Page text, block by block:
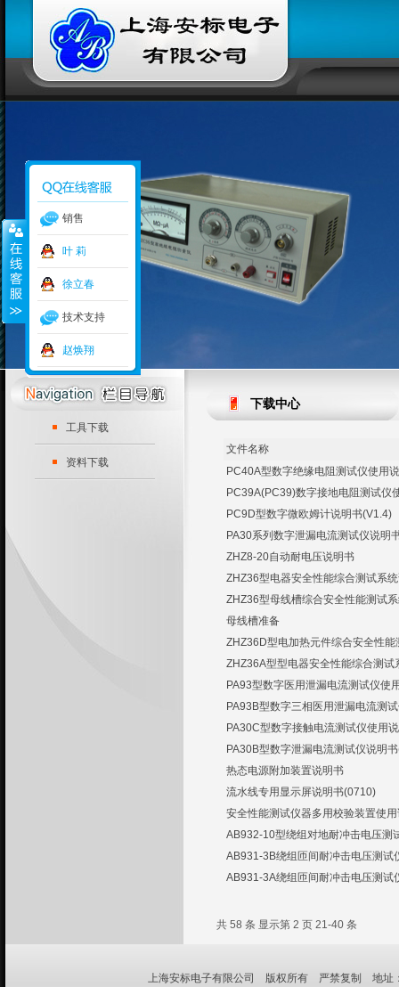
工具下载
资料下载
下载中心
文件名称
PC40A型数字绝缘电阻测试仪使用
PC39A(PC39)数字接地电阻测试仪
PC9D型数字微欧姆计说明书(V1.4)
PA30系列数字泄漏电流测试仪说明
ZHZ8-20自动耐电压说明书
ZHZ36型电器安全性能综合测试系
ZHZ36型母线槽综合安全性能测试
母线槽准备
ZHZ36D型电加热元件综合安全性
ZHZ36A型型电器安全性能综合测试
PA93型数字医用泄漏电流测试仪使
PA93B型数字三相医用泄漏电流测
PA30C型数字接触电流测试仪使用
PA30B型数字泄漏电流测试仪说明
热态电源附加装置说明书
流水线专用显示屏说明书(0710)
安全性能测试仪器多用校验装置使
AB932-10型绕组对地耐冲击电压测
AB931-3B绕组匝间耐冲击电压测试
AB931-3A绕组匝间耐冲击电压测试
共 58 条 显示第 2 页 21-40 条
上海安标电子有限公司 版权所有 严禁复制 地址
销售
叶 莉
徐立春
技术支持
赵焕翔